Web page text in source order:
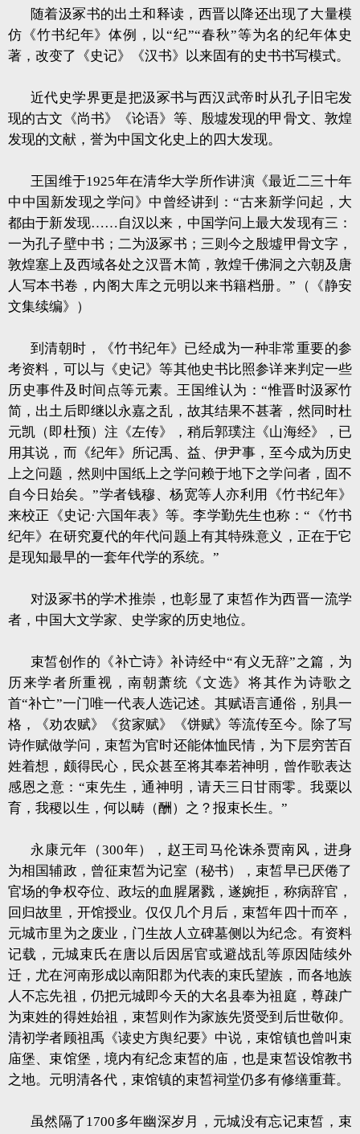
随着汲冢书的出土和释读，西晋以降还出现了大量模
仿《竹书纪年》体例，以“纪”“春秋”等为名的纪年体史
著，改变了《史记》《汉书》以来固有的史书书写模式。
近代史学界更是把汲冢书与西汉武帝时从孔子旧宅发
现的古文《尚书》《论语》等、殷墟发现的甲骨文、敦煌
发现的文献，誉为中国文化史上的四大发现。
王国维于1925年在清华大学所作讲演《最近二三十年
中中国新发现之学问》中曾经讲到：“古来新学问起，大
都由于新发现……自汉以来，中国学问上最大发现有三：
一为孔子壁中书；二为汲冢书；三则今之殷墟甲骨文字，
敦煌塞上及西域各处之汉晋木简，敦煌千佛洞之六朝及唐
人写本书卷，内阁大库之元明以来书籍档册。”（《静安
文集续编》）
到清朝时，《竹书纪年》已经成为一种非常重要的参
考资料，可以与《史记》等其他史书比照参详来判定一些
历史事件及时间点等元素。王国维认为：“惟晋时汲冢竹
简，出土后即继以永嘉之乱，故其结果不甚著，然同时杜
元凯（即杜预）注《左传》，稍后郭璞注《山海经》，已
用其说，而《纪年》所记禹、益、伊尹事，至今成为历史
上之问题，然则中国纸上之学问赖于地下之学问者，固不
自今日始矣。”学者钱穆、杨宽等人亦利用《竹书纪年》
来校正《史记·六国年表》等。李学勤先生也称：“《竹书
纪年》在研究夏代的年代问题上有其特殊意义，正在于它
是现知最早的一套年代学的系统。”
对汲冢书的学术推崇，也彰显了束皙作为西晋一流学
者，中国大文学家、史学家的历史地位。
束皙创作的《补亡诗》补诗经中“有义无辞”之篇，为
历来学者所重视，南朝萧统《文选》将其作为诗歌之
首“补亡”一门唯一代表人选记述。其赋语言通俗，别具一
格，《劝农赋》《贫家赋》《饼赋》等流传至今。除了写
诗作赋做学问，束皙为官时还能体恤民情，为下层穷苦百
姓着想，颇得民心，民众甚至将其奉若神明，曾作歌表达
感恩之意：“束先生，通神明，请天三日甘雨零。我粟以
育，我稷以生，何以畴（酬）之？报束长生。”
永康元年（300年），赵王司马伦诛杀贾南风，进身
为相国辅政，曾征束皙为记室（秘书），束皙早已厌倦了
官场的争权夺位、政坛的血腥屠戮，遂婉拒，称病辞官，
回归故里，开馆授业。仅仅几个月后，束皙年四十而卒，
元城市里为之废业，门生故人立碑墓侧以为纪念。有资料
记载，元城束氏在唐以后因居官或避战乱等原因陆续外
迁，尤在河南形成以南阳郡为代表的束氏望族，而各地族
人不忘先祖，仍把元城即今天的大名县奉为祖庭，尊疎广
为束姓的得姓始祖，束皙则作为家族先贤受到后世敬仰。
清初学者顾祖禹《读史方舆纪要》中说，束馆镇也曾叫束
庙堡、束馆堡，境内有纪念束皙的庙，也是束皙设馆教书
之地。元明清各代，束馆镇的束皙祠堂仍多有修缮重葺。
虽然隔了1700多年幽深岁月，元城没有忘记束皙，束